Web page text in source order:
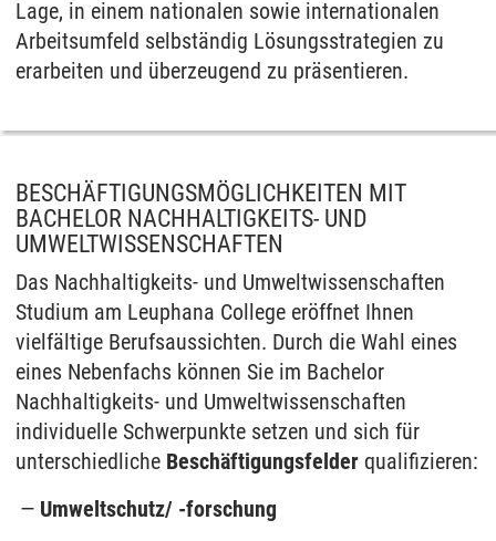
Lage, in einem nationalen sowie internationalen
Arbeitsumfeld selbständig Lösungsstrategien zu
erarbeiten und überzeugend zu präsentieren.
BESCHÄFTIGUNGSMÖGLICHKEITEN MIT
BACHELOR NACHHALTIGKEITS- UND
UMWELTWISSENSCHAFTEN
Das Nachhaltigkeits- und Umweltwissenschaften
Studium am Leuphana College eröffnet Ihnen
vielfältige Berufsaussichten. Durch die Wahl eines
eines Nebenfachs können Sie im Bachelor
Nachhaltigkeits- und Umweltwissenschaften
individuelle Schwerpunkte setzen und sich für
unterschiedliche Beschäftigungsfelder qualifizieren:
Umweltschutz/ -forschung